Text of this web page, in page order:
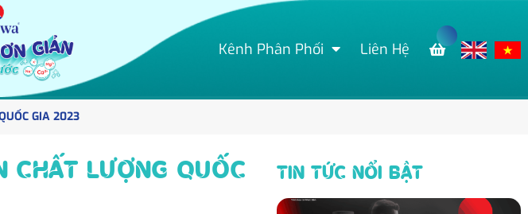
Kênh Phân Phối Liên Hệ
GIA 2023
CHẤT LƯỢNG QUỐC
TIN TỨC NỔI BẬT